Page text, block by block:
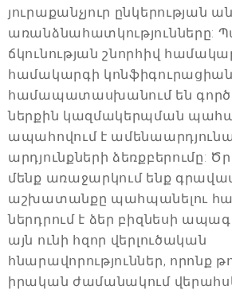
յուրաքանչյուր ընկերության
առանձնահատկությունները:
ճկունության շնորհիվ
համակարգի
համապատասխանում են
ներքին կազմակերպման
ապահովում է
արդյունքների ձեռքբերումը:
մենք առաջարկում ենք
աշխատանքը պահպանելու
ներդրում է ձեր բիզնեսի
այն ունի հզոր վերլուծական
հնարավորություններ, որոնք
իրական ժամանակում